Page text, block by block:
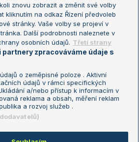
Nastavení soukromí
Reklama
Informace o zpracování osobních
údajů
znovu zobrazit a změnit své volby
kliknutím na odkaz Řízení předvoleb
stránky. Vaše volby se projeví v
Další podrobnosti naleznete v
osobních údajů. Třetí strany
partnery zpracováváme údaje s
o zeměpisné poloze . Aktivní
údajů v rámci specifických
a/nebo přístup k informacím v
reklama a obsah, měření reklam
a rozvoj služeb .